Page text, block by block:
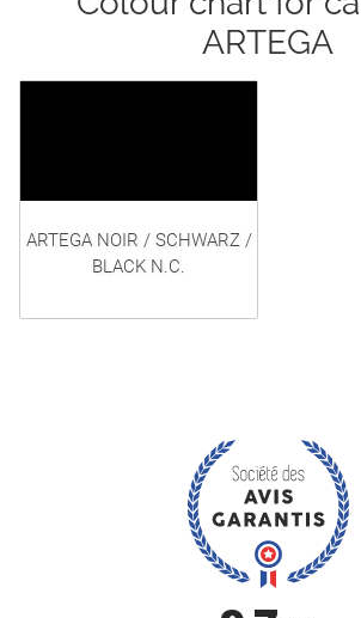
ARTEGA
ARTEGA NOIR / SCHWARZ /
BLACK N.C.